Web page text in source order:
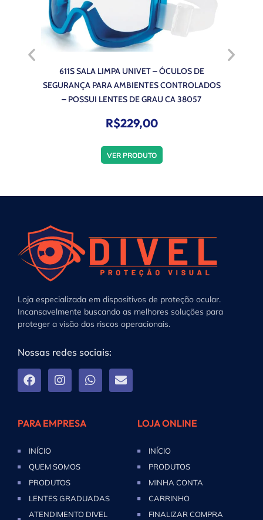
611S SALA LIMPA UNIVET – ÓCULOS DE
SEGURANÇA PARA AMBIENTES CONTROLADOS
– POSSUI LENTES DE GRAU CA 38057
R$229,00
VER PRODUTO
Loja especializada em dispositivos de proteção ocular.
Incansavelmente buscando as melhores soluções para
proteger a visão dos riscos operacionais.
Nossas redes sociais:
PARA EMPRESA
INÍCIO
QUEM SOMOS
PRODUTOS
LENTES GRADUADAS
ATENDIMENTO DIVEL
LOJA ONLINE
INÍCIO
PRODUTOS
MINHA CONTA
CARRINHO
FINALIZAR COMPRA